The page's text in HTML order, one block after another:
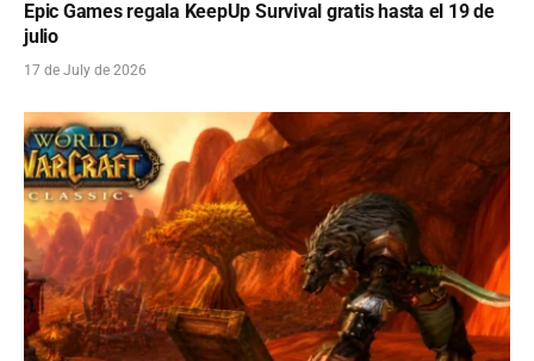
Epic Games regala KeepUp Survival gratis hasta el 19 de
julio
17 de July de 2026